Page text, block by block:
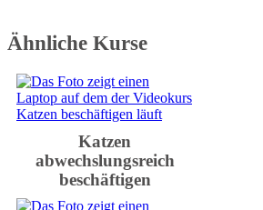
Ähnliche Kurse
Katzen
abwechslungsreich
beschäftigen